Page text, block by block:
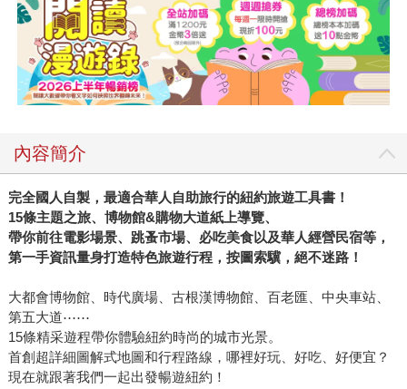
內容簡介
完全國人自製，最適合華人自助旅行的紐約旅遊工具書！
15條主題之旅、博物館&購物大道紙上導覽、
帶你前往電影場景、跳蚤市場、必吃美食以及華人經營民宿等，
第一手資訊量身打造特色旅遊行程，按圖索驥，絕不迷路！
大都會博物館、時代廣場、古根漢博物館、百老匯、中央車站、
第五大道⋯⋯
15條精采遊程帶你體驗紐約時尚的城市光景。
首創超詳細圖解式地圖和行程路線，哪裡好玩、好吃、好便宜？
現在就跟著我們一起出發暢遊紐約！